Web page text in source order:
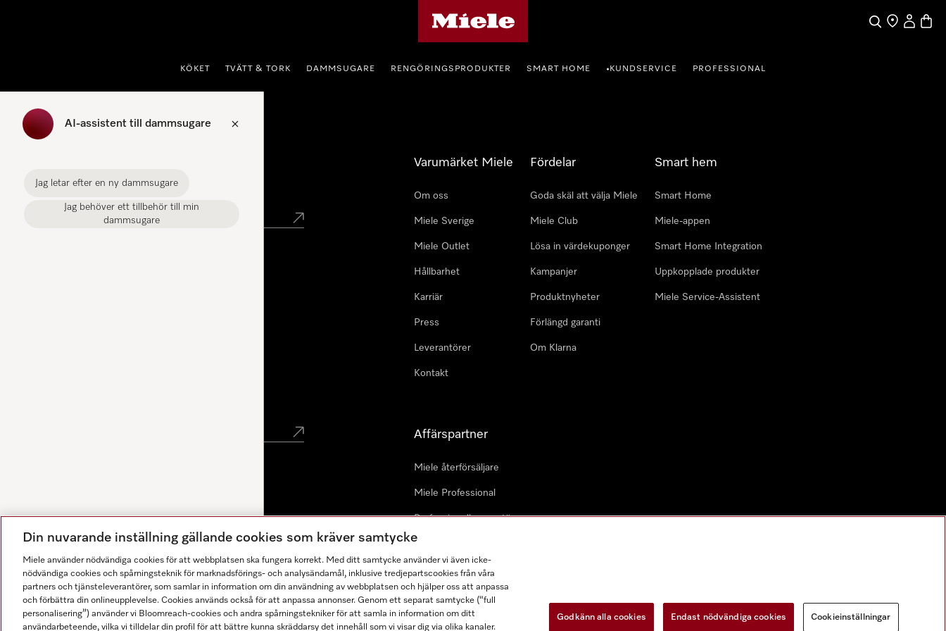
Sök
Hitta Butik
Mitt konto
KÖKET TVÄTT & TORK DAMMSUGARE RENGÖRINGSPRODUKTER SMART HOME •KUNDSERVICE PROFESSIONAL
AI-assistent till dammsugare
Jag letar efter en ny dammsugare
Jag behöver ett tillbehör till min
dammsugare
Hitta butik
Varumärket Miele
Om oss
Miele Sverige
Miele Outlet
Hållbarhet
Karriär
Press
Leverantörer
Kontakt
Fördelar
Goda skäl att välja Miele
Miele Club
Lösa in värdekuponger
Kampanjer
Produktnyheter
Förlängd garanti
Om Klarna
Smart hem
Smart Home
Miele-appen
Smart Home Integration
Uppkopplade produkter
Miele Service-Assistent
Affärspartner
Miele återförsäljare
Miele Professional
Professionell reparatör
Miele Marine
Arkitekter & Planerare
Din nuvarande inställning gällande cookies som kräver samtycke
Miele använder nödvändiga cookies för att webbplatsen ska fungera korrekt. Med ditt samtycke använder vi även icke-
nödvändiga cookies och spårningsteknik för marknadsförings- och analysändamål, inklusive tredjepartscookies från våra
partners och tjänsteleverantörer, som samlar in information om din användning av webbplatsen och hjälper oss att anpassa
och förbättra din onlineupplevelse. Cookies används också för att anpassa annonser. Genom ett separat samtycke (“full
personalisering”) använder vi Bloomreach-cookies och andra spårningstekniker för att samla in information om ditt
användarbeteende, vilka vi tilldelar din profil för att bättre kunna skräddarsy det innehåll som vi visar dig via olika kanaler.
Godkänn alla cookies Endast nödvändiga cookies Cookieinställningar